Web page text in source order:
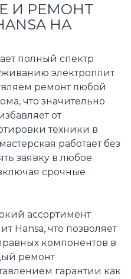
И РЕМОНТ
НА
полный спектр
электроплит
ремонт любой
что значительно
от
техники в
работает без
заявку в любое
срочные
ассортимент
Hansa, что позволяет
компонентов в
ремонт
гарантии как